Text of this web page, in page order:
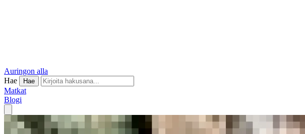
Auringon alla
Hae
Hae
Matkat
Blogi